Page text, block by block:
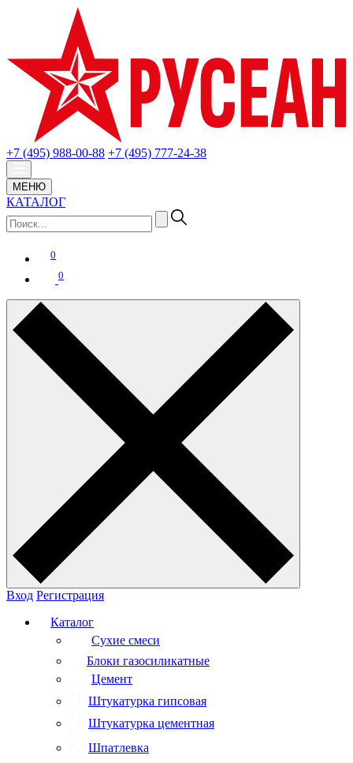
+7 (495) 988-00-88 +7 (495) 777-24-38
МЕНЮ
КАТАЛОГ
0
0
Вход Регистрация
Каталог
Сухие смеси
Блоки газосиликатные
Цемент
Штукатурка гипсовая
Штукатурка цементная
Шпатлевка